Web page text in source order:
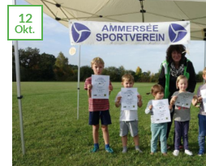
12
Okt.